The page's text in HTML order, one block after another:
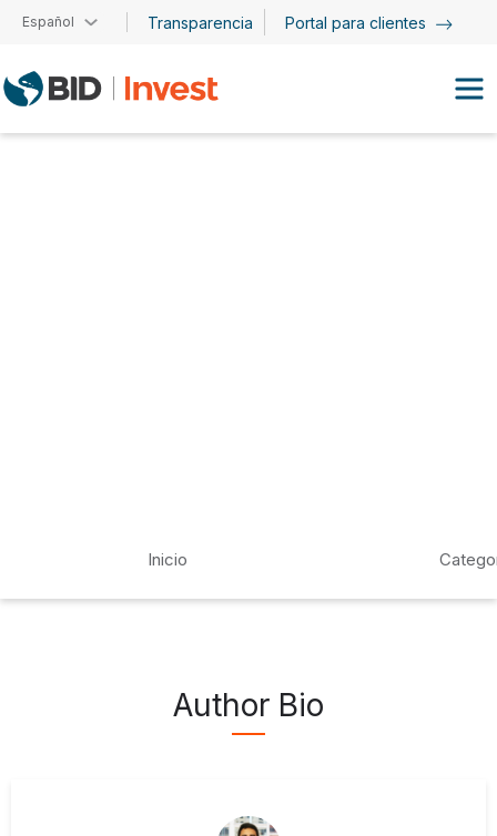
Pasar al contenido principal
Español Transparencia Portal para clientes
Inicio
Author Bio